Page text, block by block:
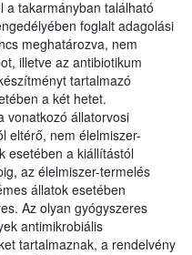
a takarmányban található
foglalt adagolási
meghatározva, nem
illetve az antibiotikum
tartalmazó
a két hetet.
vonatkozó állatorvosi
eltérő, nem élelmiszer-
esetében a kiállítástól
az élelmiszer-termelés
állatok esetében
Az olyan gyógyszeres
antimikrobiális
tartalmaznak, a rendelvény